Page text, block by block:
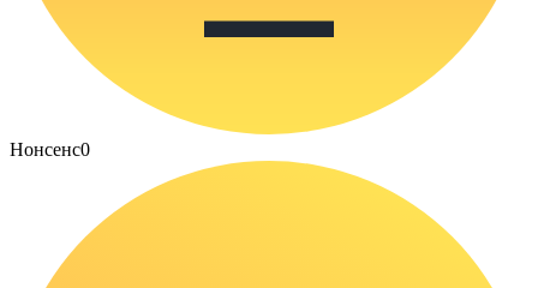
Нонсенс0